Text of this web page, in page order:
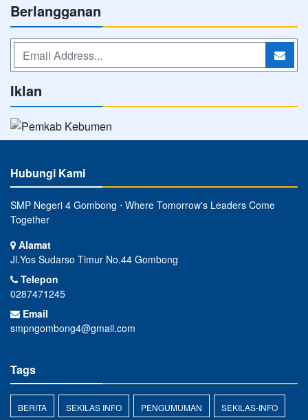
Berlangganan
Iklan
Hubungi Kami
SMP Negeri 4 Gombong ⋅ Where Tomorrow's Leaders Come
Together
Alamat
Jl.Yos Sudarso Timur No.44 Gombong
Telepon
0287471245
Email
smpngombong4@gmail.com
Tags
BERITA SEKILAS INFO PENGUMUMAN SEKILAS-INFO